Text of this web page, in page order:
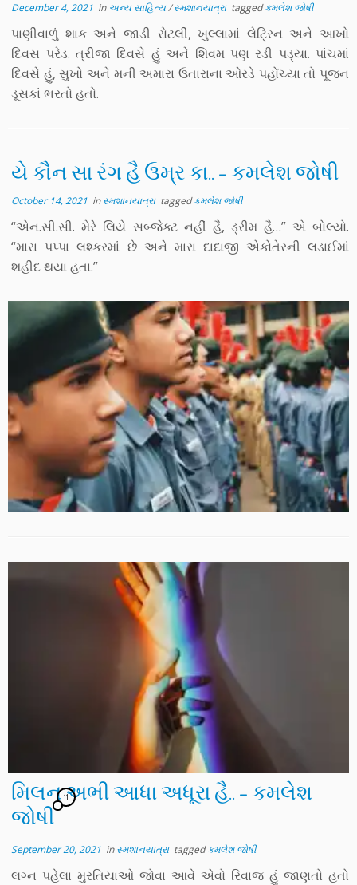
December 4, 2021 in અન્ય સાહિત્ય/સ્મશાનયાત્રા taggedકમલેશ જોષી
પાણીવાળું શાક અને જાડી રોટલી, ખુલ્લામાં લેટ્રિન અને આખો
દિવસ પરેડ. ત્રીજા દિવસે હું અને શિવમ પણ રડી પડ્યા. પાંચમાં
દિવસે હું, સુખો અને મની અમારા ઉતારાના ઓરડે પહોંચ્યા તો પૂજન
ડૂસકાં ભરતો હતો.
યે કૌન સા રંગ હૈ ઉમ્ર કા.. – કમલેશ જોષી
October 14, 2021 inસ્મશાનયાત્રા taggedકમલેશ જોષી
“એન.સી.સી. મેરે લિયે સબ્જેક્ટ નહીં હૈ, ડ્રીમ હૈ…” એ બોલ્યો.
“મારા પપ્પા લશ્કરમાં છે અને મારા દાદાજી એકોતેરની લડાઈમાં
શહીદ થયા હતા.”
મિલન અભી આધા અધૂરા હૈ.. – કમલેશ
જોષી
11
September 20, 2021 inસ્મશાનયાત્રા taggedકમલેશ જોષી
લગ્ન પહેલા મુરતિયાઓ જોવા આવે એવો રિવાજ હું જાણતો હતો